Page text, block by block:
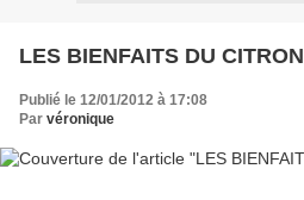
LES BIENFAITS DU CITRON
Publié le 12/01/2012 à 17:08
Par véronique